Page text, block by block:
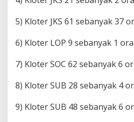
5) Kloter JKS 61 sebanyak 37
6) Kloter LOP 9 sebanyak 1
7) Kloter SOC 62 sebanyak 6
8) Kloter SUB 28 sebanyak 4
9) Kloter SUB 48 sebanyak 6